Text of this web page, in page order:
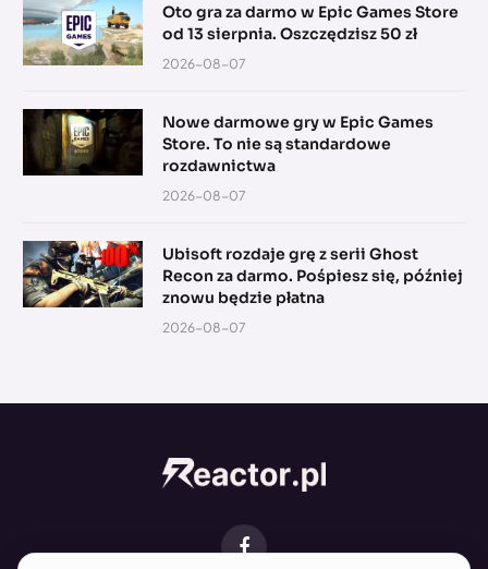
Oto gra za darmo w Epic Games Store
od 13 sierpnia. Oszczędzisz 50 zł
2026-08-07
Nowe darmowe gry w Epic Games
Store. To nie są standardowe
rozdawnictwa
2026-08-07
Ubisoft rozdaje grę z serii Ghost
Recon za darmo. Pośpiesz się, później
znowu będzie płatna
2026-08-07
Facebook